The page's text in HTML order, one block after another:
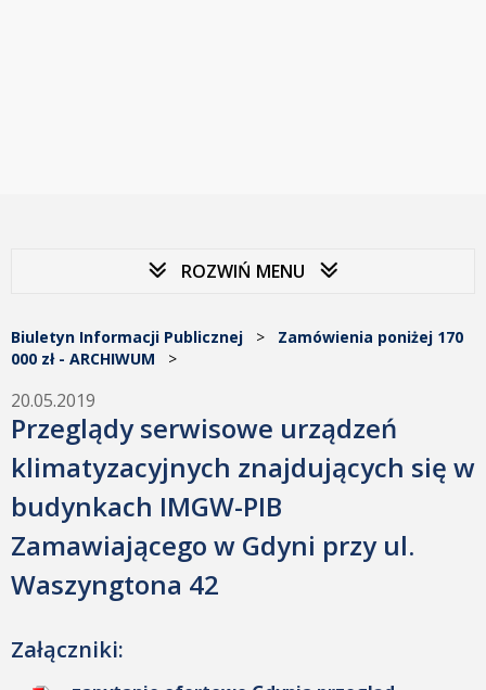
ROZWIŃ MENU
Biuletyn Informacji Publicznej > Zamówienia poniżej 170
000 zł - ARCHIWUM >
20.05.2019
Przeglądy serwisowe urządzeń
klimatyzacyjnych znajdujących się w
budynkach IMGW-PIB
Zamawiającego w Gdyni przy ul.
Waszyngtona 42
Załączniki: